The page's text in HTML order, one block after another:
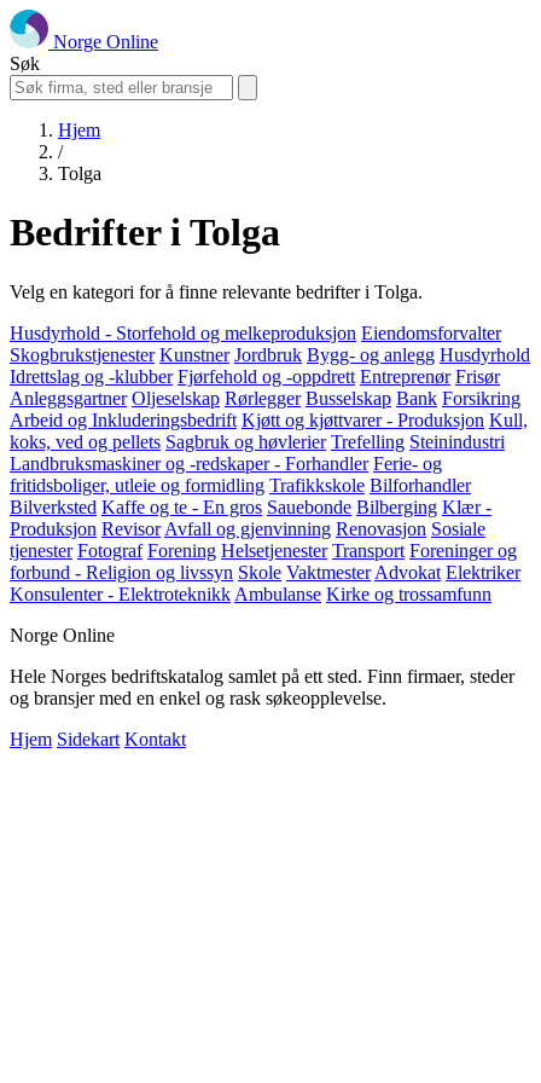
Norge Online
Søk
Hjem
/
Tolga
Bedrifter i Tolga
Velg en kategori for å finne relevante bedrifter i Tolga.
Husdyrhold - Storfehold og melkeproduksjon Eiendomsforvalter
Skogbrukstjenester Kunstner Jordbruk Bygg- og anlegg Husdyrhold
Idrettslag og -klubber Fjørfehold og -oppdrett Entreprenør Frisør
Anleggsgartner Oljeselskap Rørlegger Busselskap Bank Forsikring
Arbeid og Inkluderingsbedrift Kjøtt og kjøttvarer - Produksjon Kull,
koks, ved og pellets Sagbruk og høvlerier Trefelling Steinindustri
Landbruksmaskiner og -redskaper - Forhandler Ferie- og
fritidsboliger, utleie og formidling Trafikkskole Bilforhandler
Bilverksted Kaffe og te - En gros Sauebonde Bilberging Klær -
Produksjon Revisor Avfall og gjenvinning Renovasjon Sosiale
tjenester Fotograf Forening Helsetjenester Transport Foreninger og
forbund - Religion og livssyn Skole Vaktmester Advokat Elektriker
Konsulenter - Elektroteknikk Ambulanse Kirke og trossamfunn
Norge Online
Hele Norges bedriftskatalog samlet på ett sted. Finn firmaer, steder
og bransjer med en enkel og rask søkeopplevelse.
Hjem Sidekart Kontakt